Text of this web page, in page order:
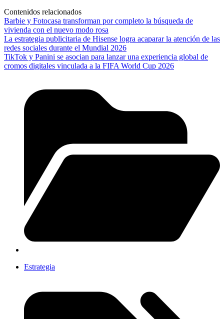
Contenidos relacionados
Barbie y Fotocasa transforman por completo la búsqueda de
vivienda con el nuevo modo rosa
La estrategia publicitaria de Hisense logra acaparar la atención de las
redes sociales durante el Mundial 2026
TikTok y Panini se asocian para lanzar una experiencia global de
cromos digitales vinculada a la FIFA World Cup 2026
Estrategia